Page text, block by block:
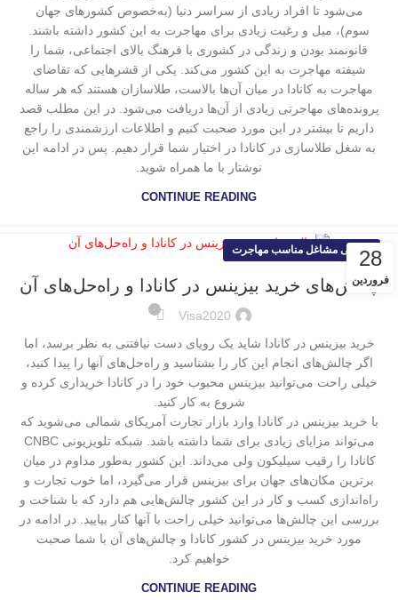
می‌شود تا افراد زیادی از سراسر دنیا (به‌خصوص کشورهای جهان
سوم)، میل و رغبت زیادی برای مهاجرت به این کشور داشته باشند.
قانونمند بودن و زندگی در کشوری با فرهنگ بالای اجتماعی، شما را
شیفته مهاجرت به این کشور می‌کند. یکی از قشرهایی که تقاضای
مهاجرت به کانادا در میان آن‌ها بالاست، طلاسازان هستند که هر ساله
پرونده‌های مهاجرتی زیادی از آن‌ها دریافت می‌شود. در این مطلب قصد
داریم تا بیشتر در این مورد صحبت کنیم و اطلاعات ارزشمندی را راجع
به شغل طلاسازی در کانادا در اختیار شما قرار دهیم. پس در ادامه این
نوشتار با ما همراه شوید.
CONTINUE READING
28
فروردین
معرفی مشاغل مناسب مهاجرت
چالش‌های خرید بیزینس در کانادا و راه‌حل‌های آن
Visa2020 ۰
خرید بیزینس در کانادا شاید یک رویای دست نیافتنی به نظر برسد، اما
اگر چالش‌های انجام این کار را بشناسید و راه‌حل‌های آنها را پیدا کنید،
خیلی راحت می‌توانید بیزینس محبوب خود را در کانادا خریداری کرده و
شروع به کار کنید.
با خرید بیزینس در کانادا وارد بازار تجارت آمریکای شمالی می‌شوید که
می‌تواند مزایای زیادی برای شما داشته باشد. شبکه تلویزیونی CNBC
کانادا را رقیب سیلیکون ولی می‌داند. این کشور به‌طور مداوم در میان
برترین مکان‌های جهان برای بیزینس قرار می‌گیرد، اما خوب تجارت و
راه‌اندازی کسب و کار در این کشور چالش‌هایی هم دارد که با شناخت و
بررسی این چالش‌ها می‌توانید خیلی راحت با آنها کنار بیایید. در ادامه در
مورد خرید بیزینس در کشور کانادا و چالش‌های آن با شما صحبت
خواهیم کرد.
CONTINUE READING